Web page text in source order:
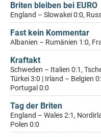
Briten bleiben bei EURO
England – Slowakei 0:0,
Fast kein Kommentar
Albanien – Rumänien 1:0,
Kraftakt
Schweden – Italien 0:1,
Türkei 3:0 | Irland – Belgien
Portugal 0:0
Tag der Briten
England – Wales 2:1,
Polen 0:0